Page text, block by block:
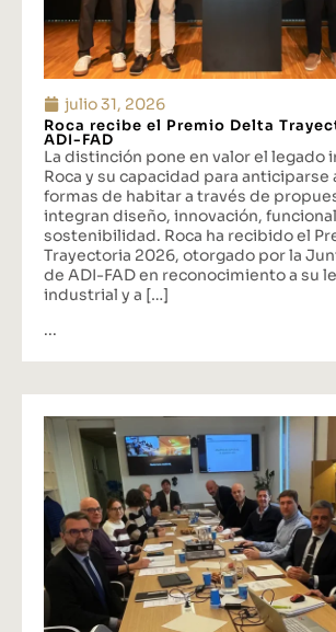
julio 31, 2026
Roca recibe el Premio Delta
ADI-FAD
La distinción pone en valor el legado
Roca y su capacidad para anticiparse
formas de habitar a través de
integran diseño, innovación,
sostenibilidad. Roca ha recibido el
Trayectoria 2026, otorgado por la
de ADI-FAD en reconocimiento a su
industrial y a […]
...